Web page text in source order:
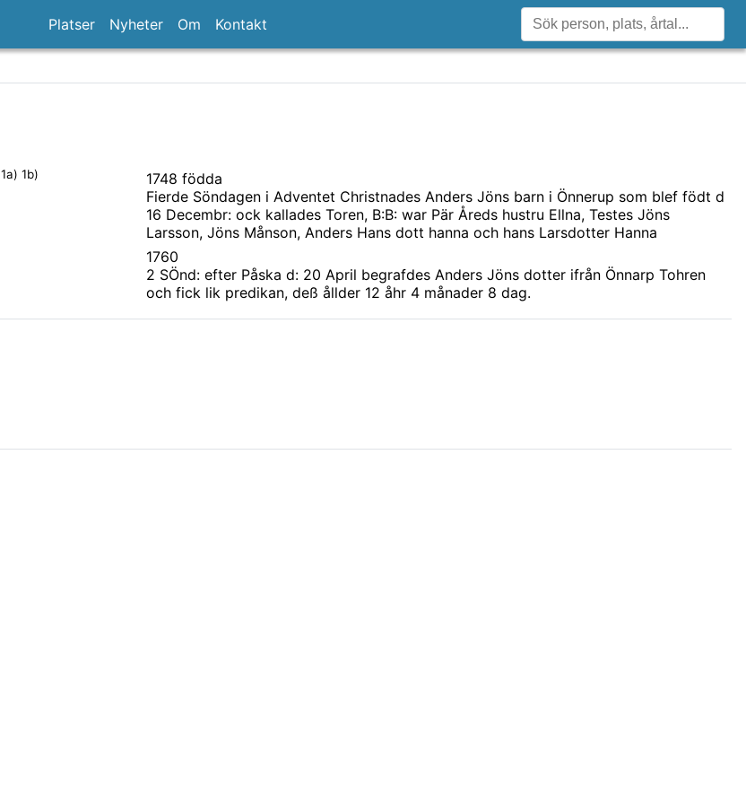
Platser Nyheter Om Kontakt
1a) 1b)
1748 födda
Fierde Söndagen i Adventet Christnades Anders Jöns barn i Önnerup som blef födt d
16 Decembr: ock kallades Toren, B:B: war Pär Åreds hustru Ellna, Testes Jöns
Larsson, Jöns Månson, Anders Hans dott hanna och hans Larsdotter Hanna
1760
2 SÖnd: efter Påska d: 20 April begrafdes Anders Jöns dotter ifrån Önnarp Tohren
och fick lik predikan, deß ållder 12 åhr 4 månader 8 dag.